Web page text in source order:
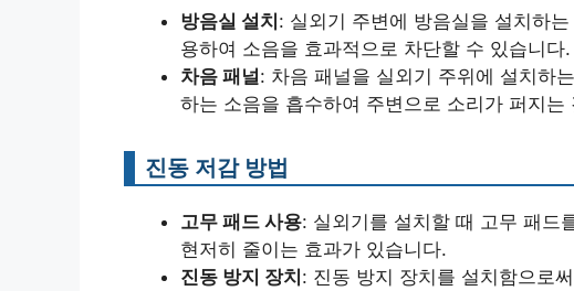
방음실 설치: 실외기 주변에 방음실을 설치하
용하여 소음을 효과적으로 차단할 수 있습니다.
차음 패널: 차음 패널을 실외기 주위에 설치하
하는 소음을 흡수하여 주변으로 소리가 퍼지는
진동 저감 방법
고무 패드 사용: 실외기를 설치할 때 고무 패드
현저히 줄이는 효과가 있습니다.
진동 방지 장치: 진동 방지 장치를 설치함으로